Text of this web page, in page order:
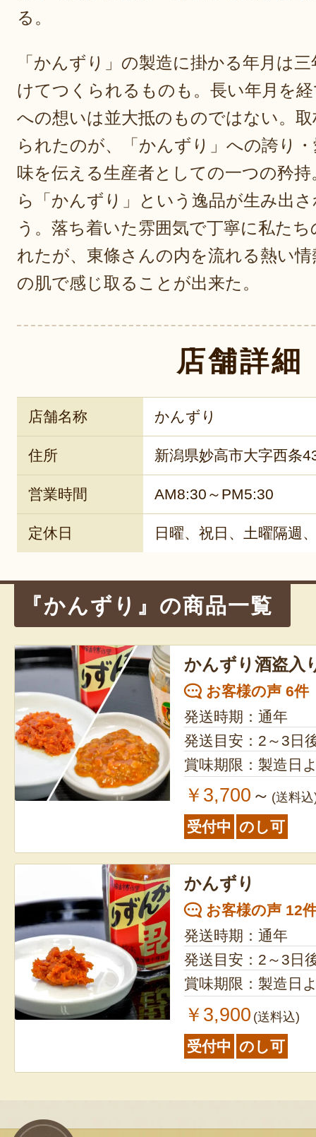
る。
「かんずり」の製造に掛かる年月は
けてつくられるものも。長い年月を
への想いは並大抵のものではない。
られたのが、「かんずり」への誇り
味を伝える生産者としての一つの矜
ら「かんずり」という逸品が生み出
う。落ち着いた雰囲気で丁寧に私た
れたが、東條さんの内を流れる熱い
の肌で感じ取ることが出来た。
店舗詳細
店舗名称 かんずり
住所 新潟県妙高市大字西条
営業時間 AM8:30～PM5:30
定休日 日曜、祝日、土曜隔週
『かんずり』の商品一覧
かんずり酒盗入
お客様の声 6件
発送時期：通年
発送目安：2～3日
賞味期限：製造日
￥3,700 ～ (送料
受付中 のし可
かんずり
お客様の声 12
発送時期：通年
発送目安：2～3日
賞味期限：製造日
￥3,900 (送料込)
受付中 のし可